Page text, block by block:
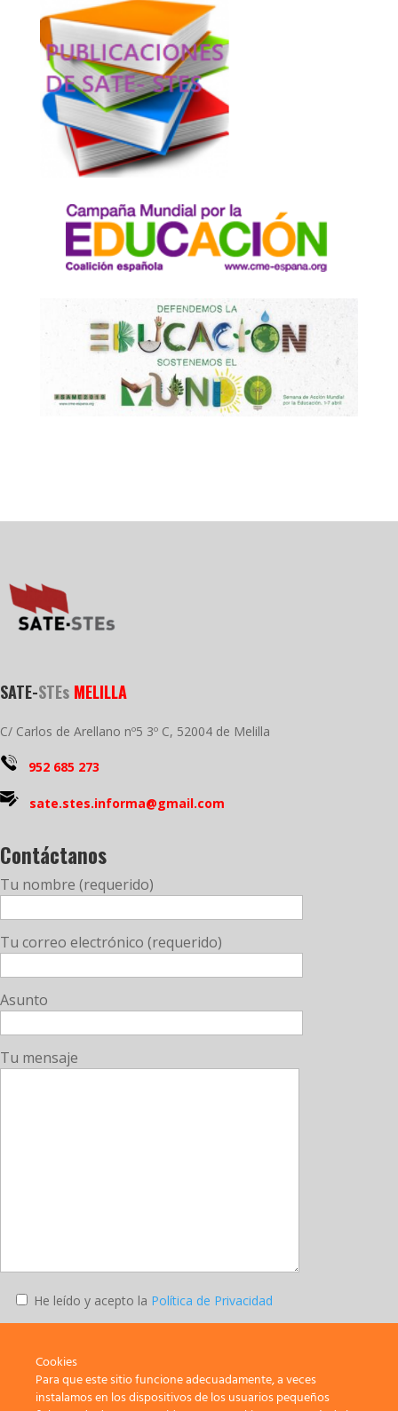
SATE-STEs MELILLA
C/ Carlos de Arellano nº5 3º C, 52004 de Melilla
952 685 273
sate.stes.informa@gmail.com
Contáctanos
Tu nombre (requerido)
Tu correo electrónico (requerido)
Asunto
Tu mensaje
He leído y acepto la Política de Privacidad
Cookies
Para que este sitio funcione adecuadamente, a veces
instalamos en los dispositivos de los usuarios pequeños